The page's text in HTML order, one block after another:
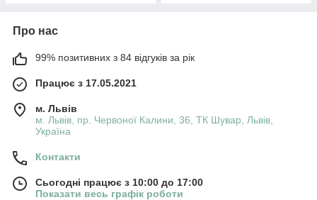
Про нас
99% позитивних з 84 відгуків за рік
Працює з 17.05.2021
м. Львів
м. Львів, пр. Червоної Калини, 36, ТК Шувар, Львів,
Україна
Контакти
Сьогодні працює з 10:00 до 17:00
Показати весь графік роботи